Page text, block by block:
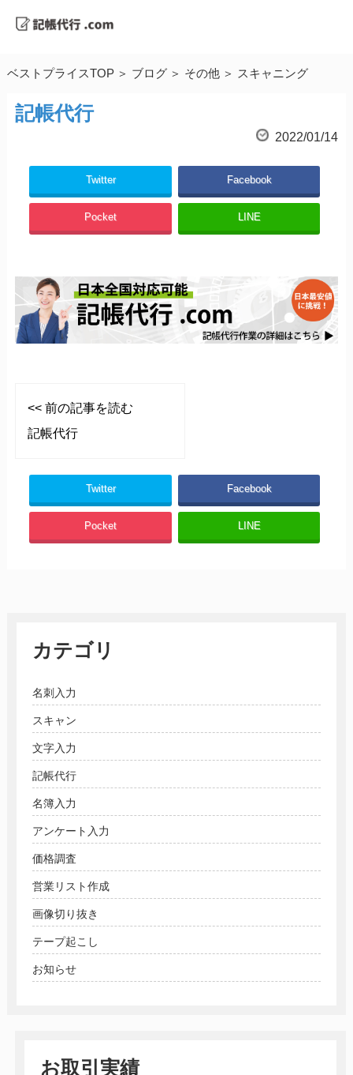
ベストプライスTOP ブログ その他 スキャニング
記帳代行
2022/01/14
Twitter Facebook
Pocket LINE
<< 前の記事を読む
記帳代行
Twitter Facebook
Pocket LINE
カテゴリ
名刺入力
スキャン
文字入力
記帳代行
名簿入力
アンケート入力
価格調査
営業リスト作成
画像切り抜き
テープ起こし
お知らせ
お取引実績